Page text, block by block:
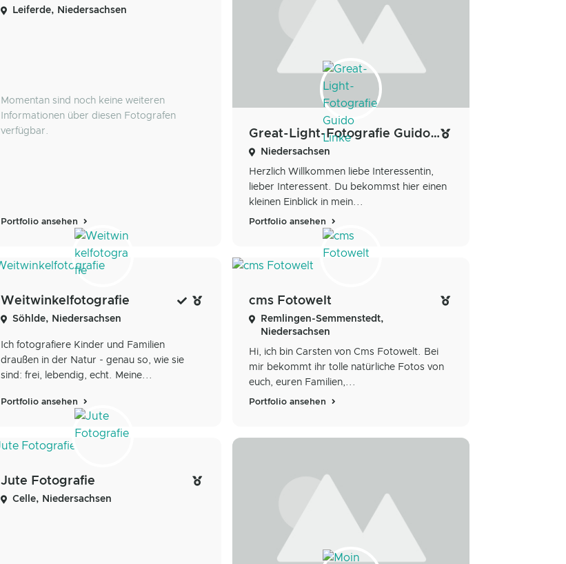
Leiferde, Niedersachsen
Momentan sind noch keine weiteren
Informationen über diesen Fotografen
verfügbar.
Portfolio ansehen
Great-Light-Fotografie Guido Linke
Niedersachsen
Herzlich Willkommen liebe Interessentin,
lieber Interessent. Du bekommst hier einen
kleinen Einblick in mein...
Portfolio ansehen
Weitwinkelfotografie
Söhlde, Niedersachsen
Ich fotografiere Kinder und Familien
draußen in der Natur - genau so, wie sie
sind: frei, lebendig, echt. Meine...
Portfolio ansehen
cms Fotowelt
Remlingen-Semmenstedt,
Niedersachsen
Hi, ich bin Carsten von Cms Fotowelt. Bei
mir bekommt ihr tolle natürliche Fotos von
euch, euren Familien,...
Portfolio ansehen
Jute Fotografie
Celle, Niedersachsen